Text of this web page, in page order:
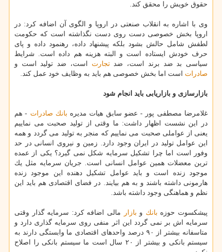
حقوق خویش را محقق كند.
وی با اشاره به انقلاب صنعتی در اروپا و الگوی آن اضافه كرد: در
اروپا بخش خصوصی دست روی دست نگذاشته است كه حكومت
لطفش شامل حالش بشود بلكه پیشنهاد داده، رهنمود داده و پای
حرف خودش ایستاده است و البته هزینه هم داده است. شرایط
سیاسی بد ضد برند است، ضدتجارت است، ضد تولید است و
صادرات است اما بخش خصوصی هم باید به وظایف خود عمل كند.
بازارسازی و بازاریابی باید انجام شود
غلامرضا مصطفی پور - عضو سابق هیات مدیره بانك صادرات - هم
در این نشست اظهار داشت: ما وقتی از تولید صحبت می نماییم
یعنی از عواملی صحبت می نماییم كه منجر به تولید می گردد و همه
این عوامل تولید در ایران وجود دارد. زمین و نیروی انسانی در حد
وفور است اما چرا تشكیل سرمایه شكل نمی گیرد؟ یكی از عمده
ترین معضلات همین عوامل انسانی است. جریان سرمایه مثل یك
موجود زنده است و باید عوامل تشكیل دهنده این موجود زنده
هارمونی داشته باشند و به هم بیایند. در فضای اقتصادی هم باید این
نظم و هماهنگی وجود داشته باشد.
پیشكسوت حوزه بانك و بازار
مالی اضافه كرد: سرمایه گذار وقتی
سرمایه اش بر نمی گردد این اثر منفی روی سرمایه گذاری دارد و
متاسفانه بیشتر از ۹۰ درصد واحدهای اقتصادی ما وابستگی دارند به
سیستم بانكی و بیشتر از ۲۰ سال است ما سیستم بانكی را اصلاح